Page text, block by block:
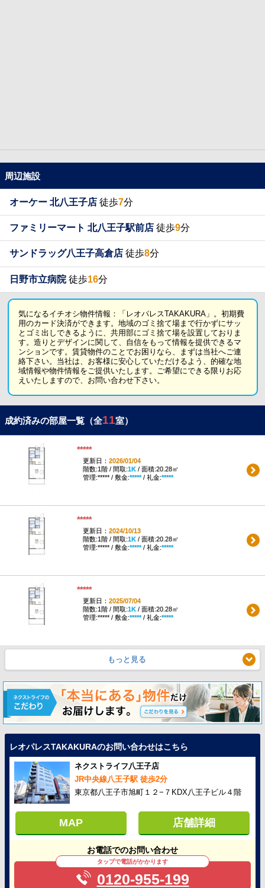
周辺施設
オーケー 北八王子店 徒歩7分
ファミリーマート 北八王子駅前店 徒歩9分
サンドラッグ八王子高倉店 徒歩8分
日野市立病院徒歩16分
気になるイチオシ物件情報：「レオパレスTAKAKURA」。初期費
用のカード決済ができます。地域のゴミ捨て場まで行かずにサッ
とゴミ出しできるように、共用部にゴミ捨て場を設置しておりま
す。造りとデザインに関して、自信をもって情報を提供できるマ
ンションです。賃貸物件のことでお困りなら、まずは当社へご連
絡下さい。当社は、お客様に安心していただけるよう、的確な地
域情報や物件情報をご提供いたします。ご希望にできる限りお応
えいたしますので、お問い合わせ下さい。
成約済みの部屋一覧（全11室）
*****
更新日： 2026/01/04
階数:1階 / 間取:1K/ 面積:20.28㎡
管理:***** / 敷金:*****/ 礼金:*****
*****
更新日： 2024/10/13
階数:1階 / 間取:1K/ 面積:20.28㎡
管理:***** / 敷金:*****/ 礼金:*****
*****
更新日： 2025/07/04
階数:1階 / 間取:1K/ 面積:20.28㎡
管理:***** / 敷金:*****/ 礼金:*****
もっと見る
レオパレスTAKAKURAのお問い合わせはこちら
ネクストライフ八王子店
JR中央線八王子駅 徒歩2分
東京都八王子市旭町１２−７KDX八王子ビル４階
MAP 店舗詳細
お電話でのお問い合わせ
タップで電話がかかります
0120-955-199